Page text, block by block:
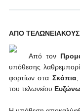
ΑΠΟ
Από τον
υπόθεσης
φορτίων στα Σκόπια,
του τελωνείου